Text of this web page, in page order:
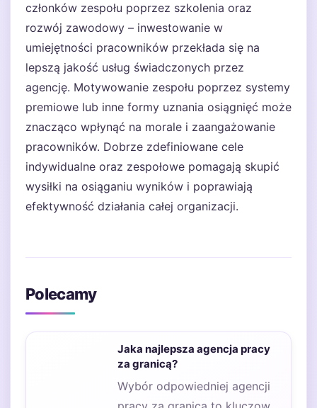
członków zespołu poprzez szkolenia oraz
rozwój zawodowy – inwestowanie w
umiejętności pracowników przekłada się na
lepszą jakość usług świadczonych przez
agencję. Motywowanie zespołu poprzez systemy
premiowe lub inne formy uznania osiągnięć może
znacząco wpłynąć na morale i zaangażowanie
pracowników. Dobrze zdefiniowane cele
indywidualne oraz zespołowe pomagają skupić
wysiłki na osiąganiu wyników i poprawiają
efektywność działania całej organizacji.
Polecamy
Jaka najlepsza agencja pracy
za granicą?
Wybór odpowiedniej agencji